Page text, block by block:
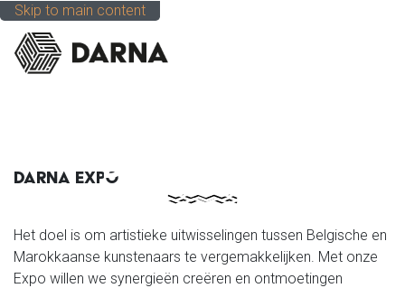
Skip to main content
DARNA EXPO
DARNA EXPO
Het doel is om artistieke uitwisselingen tussen Belgische en
Marokkaanse kunstenaars te vergemakkelijken. Met onze
Expo willen we synergieën creëren en ontmoetingen